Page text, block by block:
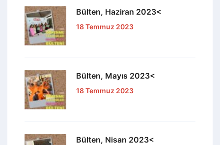
Bülten, Haziran 2023<
18 Temmuz 2023
Bülten, Mayıs 2023<
18 Temmuz 2023
Bülten, Nisan 2023<